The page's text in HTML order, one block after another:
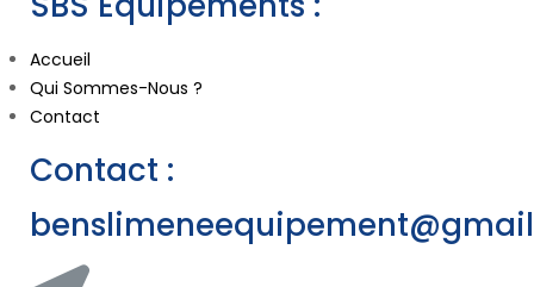
Accueil
Qui Sommes-Nous ?
Contact
Contact :